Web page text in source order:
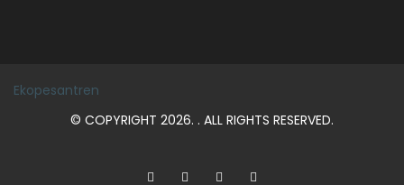
Ekopesantren
© COPYRIGHT 2026. . ALL RIGHTS RESERVED.